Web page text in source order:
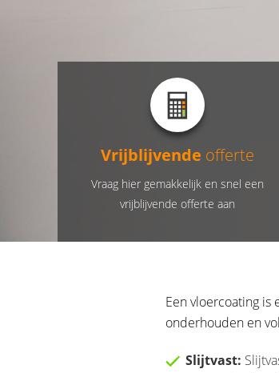
Vrijblijvende offerte
Vraag hier gemakkelijk en snel een
vrijblijvende offerte aan
Een vloercoating is
onderhouden en
Slijtvast: